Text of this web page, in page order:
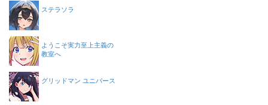
ステラソラ
ようこそ実力至上主義の
教室へ
グリッドマン ユニバース